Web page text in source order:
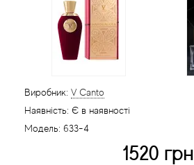
Виробник: V Canto
Наявність: Є в наявності
Модель: 633-4
1520 грн